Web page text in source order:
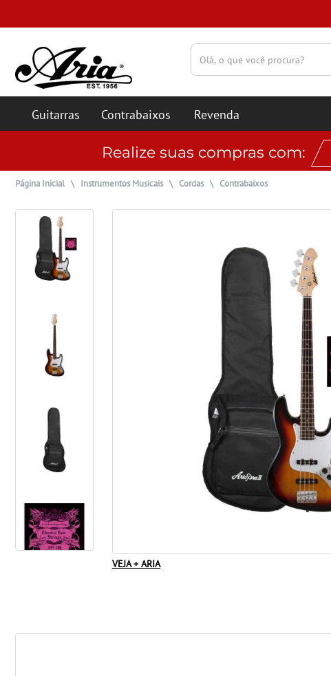
Guitarras Contrabaixos Revenda
Realize suas compras com:
Página Inicial \ Instrumentos Musicais\ Cordas\ Contrabaixos
VEJA + ARIA